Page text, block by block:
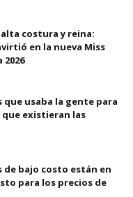
costura y reina:
en la nueva Miss
usaba la gente para
existieran las
de bajo costo están en
para los precios de